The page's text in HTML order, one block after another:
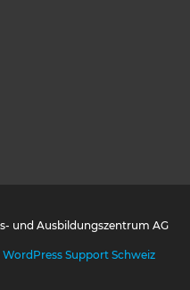
und Ausbildungszentrum AG
WordPress Support Schweiz